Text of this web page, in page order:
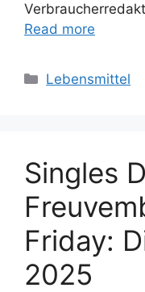
Read more
Categories
Lebensmittel
Singles
Friday:
2025